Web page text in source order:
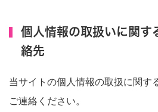
個人情報の取扱いに関す
絡先
当サイトの個人情報の取扱に関す
ご連絡ください。